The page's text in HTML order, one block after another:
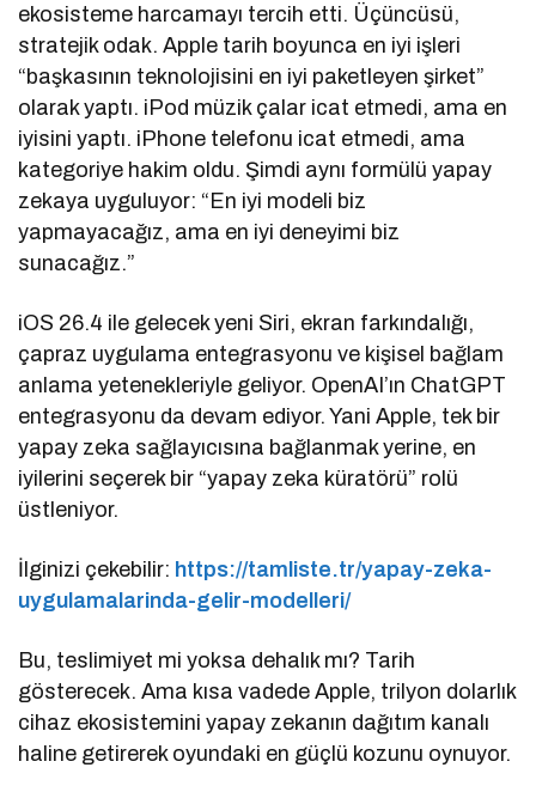
ekosisteme harcamayı tercih etti. Üçüncüsü,
stratejik odak. Apple tarih boyunca en iyi işleri
“başkasının teknolojisini en iyi paketleyen şirket”
olarak yaptı. iPod müzik çalar icat etmedi, ama en
iyisini yaptı. iPhone telefonu icat etmedi, ama
kategoriye hakim oldu. Şimdi aynı formülü yapay
zekaya uyguluyor: “En iyi modeli biz
yapmayacağız, ama en iyi deneyimi biz
sunacağız.”
iOS 26.4 ile gelecek yeni Siri, ekran farkındalığı,
çapraz uygulama entegrasyonu ve kişisel bağlam
anlama yetenekleriyle geliyor. OpenAI’ın ChatGPT
entegrasyonu da devam ediyor. Yani Apple, tek bir
yapay zeka sağlayıcısına bağlanmak yerine, en
iyilerini seçerek bir “yapay zeka küratörü” rolü
üstleniyor.
İlginizi çekebilir: https://tamliste.tr/yapay-zeka-
uygulamalarinda-gelir-modelleri/
Bu, teslimiyet mi yoksa dehalık mı? Tarih
gösterecek. Ama kısa vadede Apple, trilyon dolarlık
cihaz ekosistemini yapay zekanın dağıtım kanalı
haline getirerek oyundaki en güçlü kozunu oynuyor.